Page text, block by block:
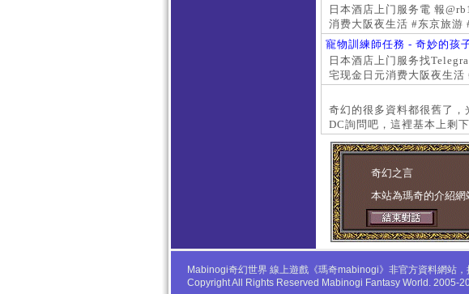
日本酒店上门服务電 報
消费大阪夜生活 #东京旅游
京上门服务 #大阪上门服务
本萝莉 #大阪萝莉 #日本学
寵物訓練師任務 - 奇妙的孩
日本酒店上门服务找
宅现金日元消费大阪夜生
大阪外约 #东京上门服务 #
#日本女孩 #大阪女孩 #日
奇幻的很多資料都很舊了
DC詢問吧，這裡基本上剩
奇幻之言
本站為瑪奇的介紹
Mabinogi奇幻世界 線上遊戲《瑪奇mabinogi》非官方資料網站
Copyright All Rights Reserved Mabinogi Fantasy World. 2005-